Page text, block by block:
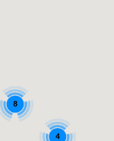
8
4